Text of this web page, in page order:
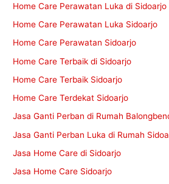
Home Care Perawatan Luka di Sidoarjo
Home Care Perawatan Luka Sidoarjo
Home Care Perawatan Sidoarjo
Home Care Terbaik di Sidoarjo
Home Care Terbaik Sidoarjo
Home Care Terdekat Sidoarjo
Jasa Ganti Perban di Rumah
Jasa Ganti Perban Luka di Rumah
Jasa Home Care di Sidoarjo
Jasa Home Care Sidoarjo